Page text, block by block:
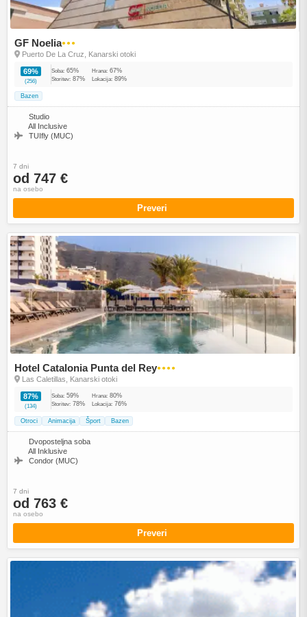
GF Noelia●●●
Puerto De La Cruz, Kanarski otoki
69%
(256)
Soba: 65% Hrana: 67%
Storitev: 87% Lokacija: 89%
Bazen
Studio
All Inclusive
TUIfly (MUC)
7 dni
od 747 €
na osebo
Preveri
Hotel Catalonia Punta del Rey●●●●
Las Caletillas, Kanarski otoki
87%
(134)
Soba: 59% Hrana: 80%
Storitev: 78% Lokacija: 76%
Otroci Animacija Šport Bazen
Dvoposteljna soba
All Inklusive
Condor (MUC)
7 dni
od 763 €
na osebo
Preveri